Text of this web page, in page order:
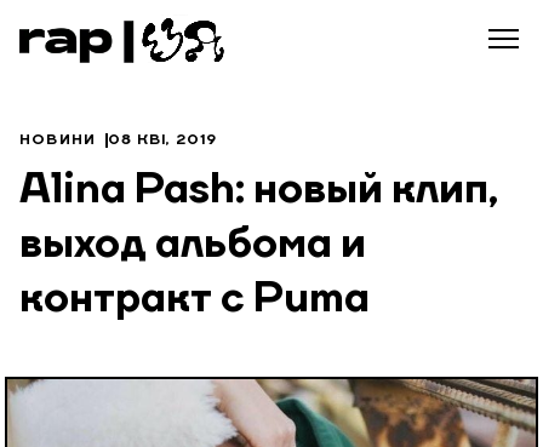
НОВИНИ 08 КВІ, 2019
Alina Pash: новый клип,
выход альбома и
контракт с Puma